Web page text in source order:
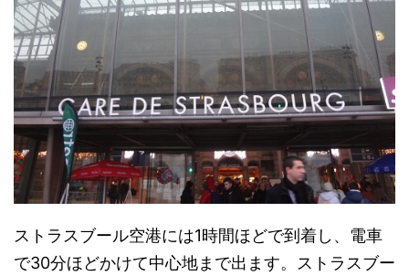
ストラスブール空港には1時間ほどで到着し、電車
で30分ほどかけて中心地まで出ます。ストラスブー